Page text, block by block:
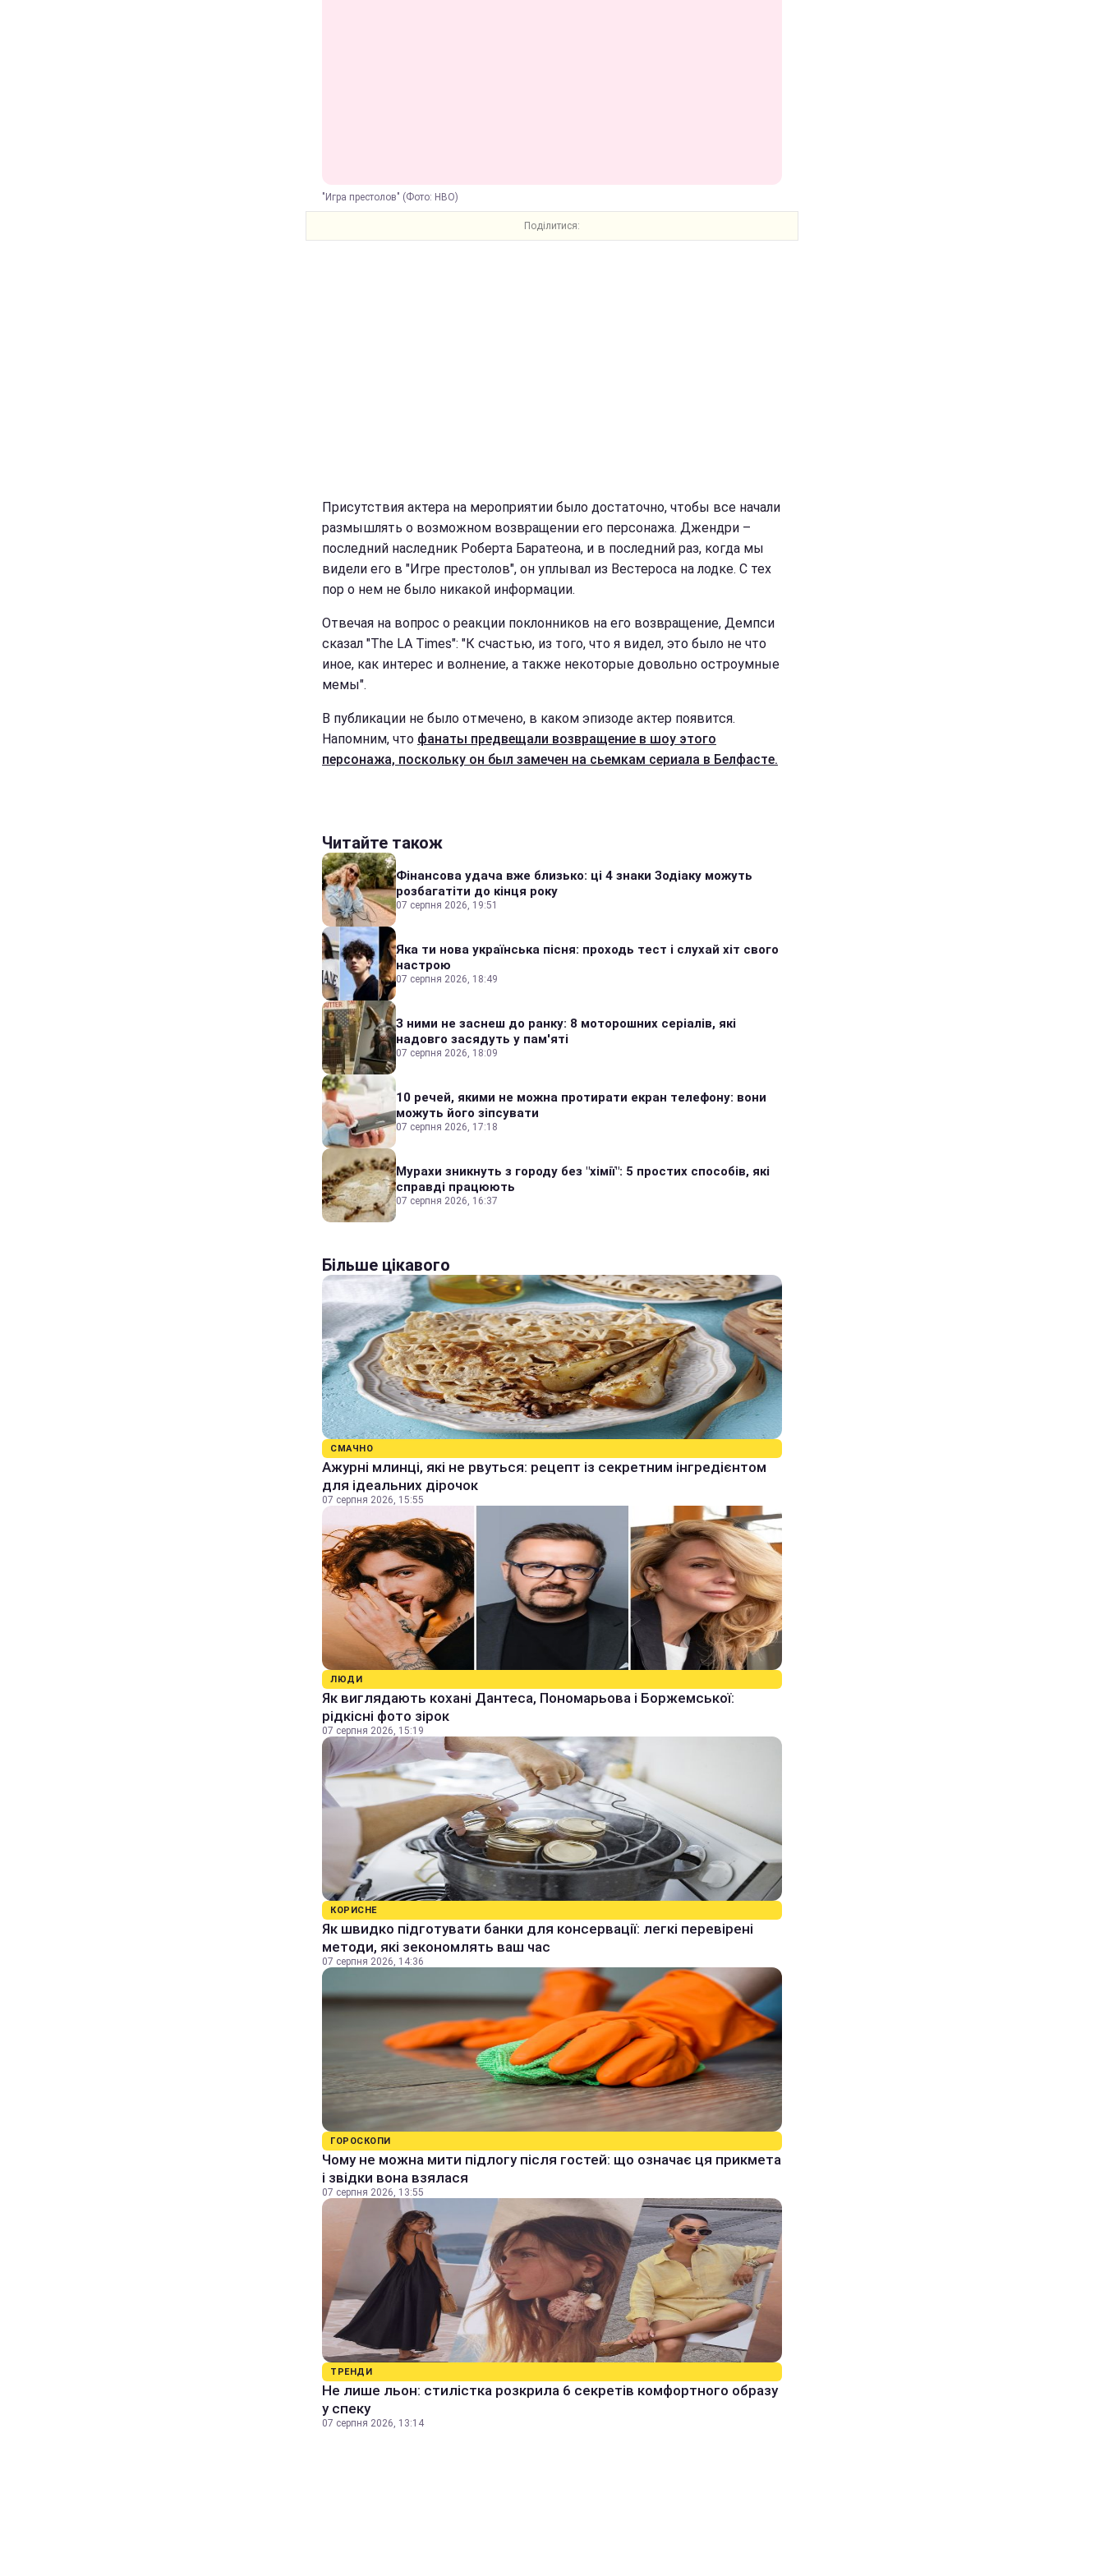
"Игра престолов" (Фото: HBO)
Поділитися:
Присутствия актера на мероприятии было достаточно, чтобы все начали
размышлять о возможном возвращении его персонажа. Джендри –
последний наследник Роберта Баратеона, и в последний раз, когда мы
видели его в "Игре престолов", он уплывал из Вестероса на лодке. С тех
пор о нем не было никакой информации.
Отвечая на вопрос о реакции поклонников на его возвращение, Демпси
сказал "The LA Times": "К счастью, из того, что я видел, это было не что
иное, как интерес и волнение, а также некоторые довольно остроумные
мемы".
В публикации не было отмечено, в каком эпизоде актер появится.
Напомним, что фанаты предвещали возвращение в шоу этого
персонажа, поскольку он был замечен на сьемкам сериала в Белфасте.
Читайте також
Фінансова удача вже близько: ці 4 знаки Зодіаку можуть
розбагатіти до кінця року
07 серпня 2026, 19:51
Яка ти нова українська пісня: проходь тест і слухай хіт свого
настрою
07 серпня 2026, 18:49
З ними не заснеш до ранку: 8 моторошних серіалів, які
надовго засядуть у пам'яті
07 серпня 2026, 18:09
10 речей, якими не можна протирати екран телефону: вони
можуть його зіпсувати
07 серпня 2026, 17:18
Мурахи зникнуть з городу без "хімії": 5 простих способів, які
справді працюють
07 серпня 2026, 16:37
Більше цікавого
СМАЧНО
Ажурні млинці, які не рвуться: рецепт із секретним інгредієнтом
для ідеальних дірочок
07 серпня 2026, 15:55
ЛЮДИ
Як виглядають кохані Дантеса, Пономарьова і Боржемської:
рідкісні фото зірок
07 серпня 2026, 15:19
КОРИСНЕ
Як швидко підготувати банки для консервації: легкі перевірені
методи, які зекономлять ваш час
07 серпня 2026, 14:36
ГОРОСКОПИ
Чому не можна мити підлогу після гостей: що означає ця прикмета
і звідки вона взялася
07 серпня 2026, 13:55
ТРЕНДИ
Не лише льон: стилістка розкрила 6 секретів комфортного образу
у спеку
07 серпня 2026, 13:14